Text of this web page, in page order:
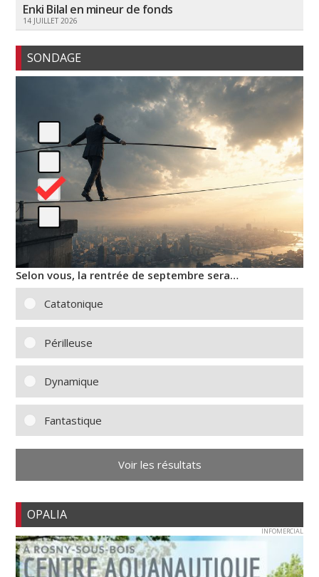
Enki Bilal en mineur de fonds
14 JUILLET 2026
SONDAGE
Selon vous, la rentrée de septembre sera…
Catatonique
Périlleuse
Dynamique
Fantastique
Voir les résultats
OPALIA
INFOMERCIAL